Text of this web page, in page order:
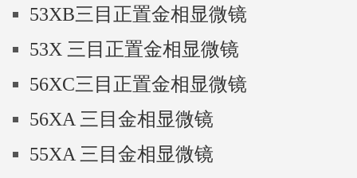
53XB三目正置金相显微镜
53X 三目正置金相显微镜
56XC三目正置金相显微镜
56XA 三目金相显微镜
55XA 三目金相显微镜